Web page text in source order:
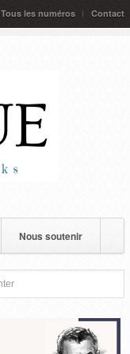
Tous les numéros Contact
Nous soutenir